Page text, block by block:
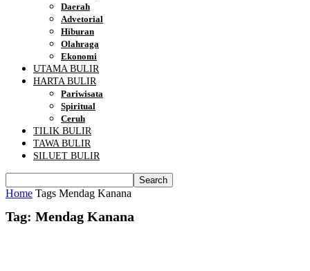
Daerah
Advetorial
Hiburan
Olahraga
Ekonomi
UTAMA BULIR
HARTA BULIR
Pariwisata
Spiritual
Ceruh
TILIK BULIR
TAWA BULIR
SILUET BULIR
Home Tags Mendag Kanana
Tag: Mendag Kanana